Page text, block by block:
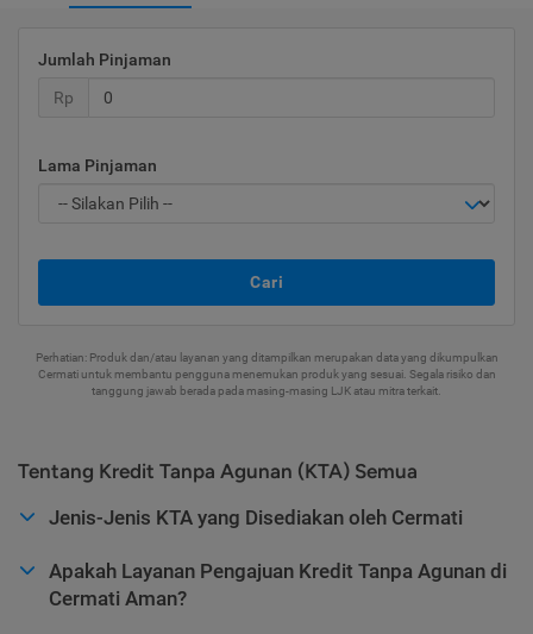
Jumlah Pinjaman
Rp
Lama Pinjaman
Cari
Perhatian: Produk dan/atau layanan yang ditampilkan merupakan data yang dikumpulkan
Cermati untuk membantu pengguna menemukan produk yang sesuai. Segala risiko dan
tanggung jawab berada pada masing-masing LJK atau mitra terkait.
Tentang Kredit Tanpa Agunan (KTA) Semua
Jenis-Jenis KTA yang Disediakan oleh Cermati
Apakah Layanan Pengajuan Kredit Tanpa Agunan di
Cermati Aman?